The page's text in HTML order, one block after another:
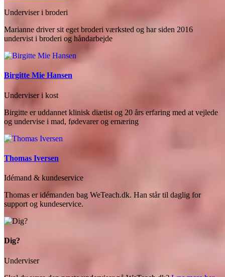
Underviser i broderi
Marianne driver sit eget broderi værksted og har siden 2016
undervist i broderi og håndarbejde
Birgitte Mie Hansen
Underviser i kost
Birgitte er uddannet klinisk diætist og 20 års erfaring med at vejlede
og undervise i mad, fødevarer og ernæring
Thomas Iversen
Idémand & kundeservice
Thomas er idémanden bag WeTeach.dk. Han står til daglig for
support og kundeservice.
Dig?
Underviser